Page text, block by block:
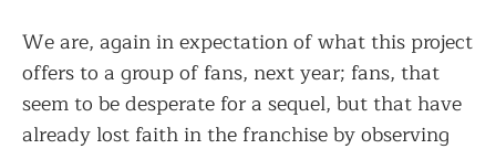
We are, again in expectation of what this project
offers to a group of fans, next year; fans, that
seem to be desperate for a sequel, but that have
already lost faith in the franchise by observing